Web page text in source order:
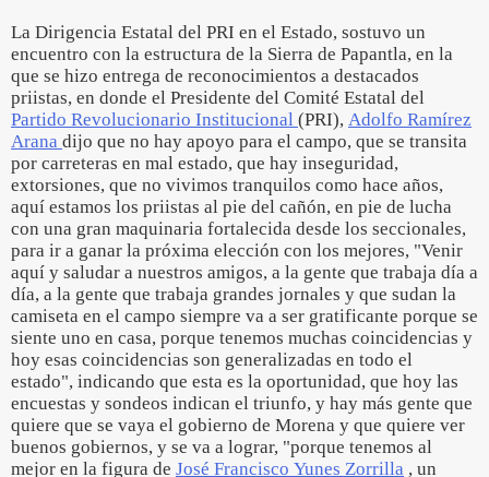
La Dirigencia Estatal del PRI en el Estado, sostuvo un
encuentro con la estructura de la Sierra de Papantla, en la
que se hizo entrega de reconocimientos a destacados
priistas, en donde el Presidente del Comité Estatal del
Partido Revolucionario Institucional (PRI), Adolfo Ramírez
Arana dijo que no hay apoyo para el campo, que se transita
por carreteras en mal estado, que hay inseguridad,
extorsiones, que no vivimos tranquilos como hace años,
aquí estamos los priistas al pie del cañón, en pie de lucha
con una gran maquinaria fortalecida desde los seccionales,
para ir a ganar la próxima elección con los mejores, "Venir
aquí y saludar a nuestros amigos, a la gente que trabaja día a
día, a la gente que trabaja grandes jornales y que sudan la
camiseta en el campo siempre va a ser gratificante porque se
siente uno en casa, porque tenemos muchas coincidencias y
hoy esas coincidencias son generalizadas en todo el
estado", indicando que esta es la oportunidad, que hoy las
encuestas y sondeos indican el triunfo, y hay más gente que
quiere que se vaya el gobierno de Morena y que quiere ver
buenos gobiernos, y se va a lograr, "porque tenemos al
mejor en la figura de José Francisco Yunes Zorrilla , un